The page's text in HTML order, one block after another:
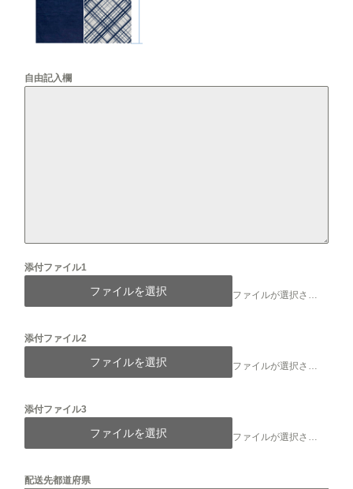
自由記入欄
添付ファイル1
ファイルを選択 ファイルが選択されていません
添付ファイル2
ファイルを選択 ファイルが選択されていません
添付ファイル3
ファイルを選択 ファイルが選択されていません
配送先都道府県